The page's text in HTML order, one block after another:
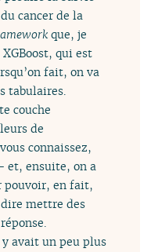
cancer de la
que, je
qui est
fait, on va
tabulaires.
couche
de
connaissez,
et, ensuite, on a
pouvoir, en fait,
mettre des
avait un peu plus